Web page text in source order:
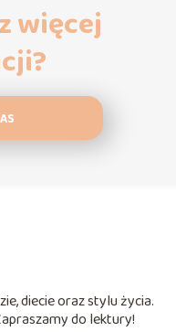
więcej
diecie oraz stylu życia.
do lektury!